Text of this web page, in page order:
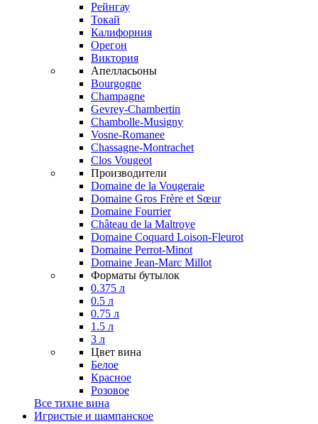
Рейнгау
Токай
Калифорния
Орегон
Виктория
Апелласьоны
Bourgogne
Champagne
Gevrey-Chambertin
Chambolle-Musigny
Vosne-Romanee
Chassagne-Montrachet
Clos Vougeot
Производители
Domaine de la Vougeraie
Domaine Gros Frère et Sœur
Domaine Fourrier
Château de la Maltroye
Domaine Coquard Loison-Fleurot
Domaine Perrot-Minot
Domaine Jean-Marc Millot
Форматы бутылок
0.375 л
0.5 л
0.75 л
1.5 л
3 л
Цвет вина
Белое
Красное
Розовое
Все тихие вина
Игристые и шампанское